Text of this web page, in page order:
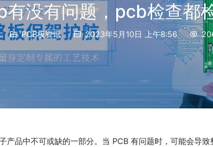
没有问题，pcb检查都
PCB板资讯 2023年5月10日 上午8:56
品中不可或缺的一部分。当 PCB 有问题时，可能会导致